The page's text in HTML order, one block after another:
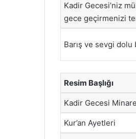
Kadir Gecesi’niz
gece geçirmenizi
Barış ve sevgi
Resim Başlığı
Kadir Gecesi Minare
Kur’an Ayetleri